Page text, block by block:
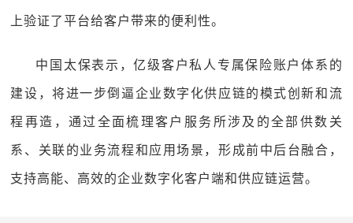
上验证了平台给客户带来的便利性。
中国太保表示，亿级客户私人专属保险账户体系的
建设，将进一步倒逼企业数字化供应链的模式创新和流
程再造，通过全面梳理客户服务所涉及的全部供数关
系、关联的业务流程和应用场景，形成前中后台融合，
支持高能、高效的企业数字化客户端和供应链运营。